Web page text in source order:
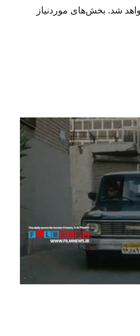
شد. بخش‌های موردنیاز